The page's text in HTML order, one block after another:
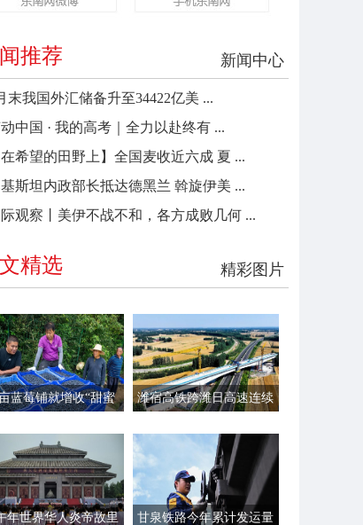
新闻中心
推荐
末我国外汇储备升至34422亿美 ...
中国 · 我的高考｜全力以赴终有 ...
在希望的田野上】全国麦收近六成 夏 ...
斯坦内政部长抵达德黑兰 斡旋伊美 ...
观察丨美伊不战不和，各方成败几何 ...
精彩图片
精选
蓝莓铺就增收“甜蜜
潍宿高铁跨潍日高速连续
年世界华人炎帝故里
甘泉铁路今年累计发运量